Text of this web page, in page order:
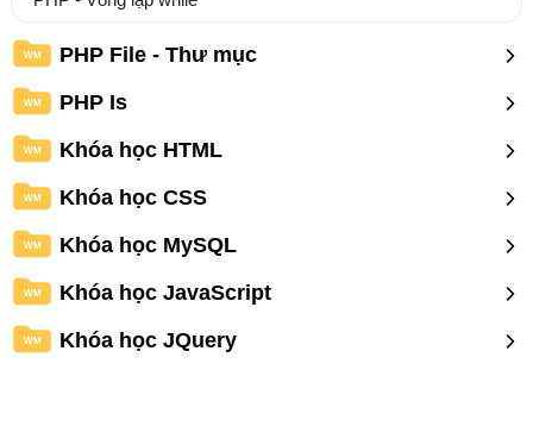
WM PHP File - Thư mục
WM PHP Is
WM Khóa học HTML
WM Khóa học CSS
WM Khóa học MySQL
WM Khóa học JavaScript
WM Khóa học JQuery